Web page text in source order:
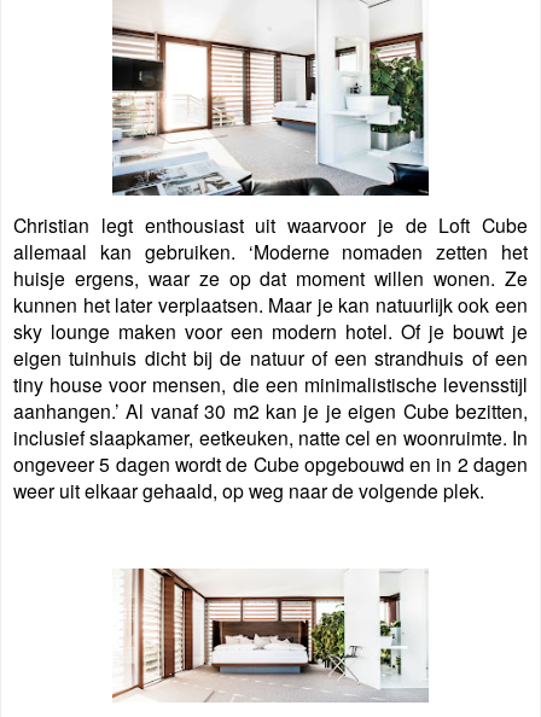
Christian legt enthousiast uit waarvoor je de Loft Cube
allemaal kan gebruiken. ‘Moderne nomaden zetten het
huisje ergens, waar ze op dat moment willen wonen. Ze
kunnen het later verplaatsen. Maar je kan natuurlijk ook een
sky lounge maken voor een modern hotel. Of je bouwt je
eigen tuinhuis dicht bij de natuur of een strandhuis of een
tiny house voor mensen, die een minimalistische levensstijl
aanhangen.’ Al vanaf 30 m2 kan je je eigen Cube bezitten,
inclusief slaapkamer, eetkeuken, natte cel en woonruimte. In
ongeveer 5 dagen wordt de Cube opgebouwd en in 2 dagen
weer uit elkaar gehaald, op weg naar de volgende plek.